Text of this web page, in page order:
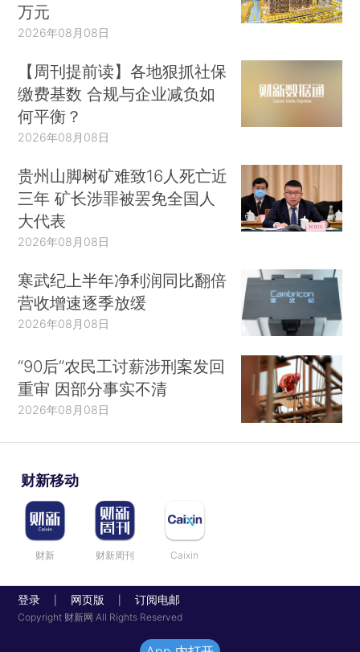
万元
2026年08月08日
【周刊提前读】各地狠抓社保
缴费基数 合规与企业减负如
何平衡？
2026年08月08日
贵州山脚树矿难致16人死亡近
三年 矿长涉罪被罢免全国人
大代表
2026年08月08日
寒武纪上半年净利润同比翻倍
营收增速逐季放缓
2026年08月08日
“90后”农民工讨薪涉刑案发回
重审 因部分事实不清
2026年08月08日
财新移动
财新 财新周刊 Caixin
登录 网页版 订阅电邮
Copyright 财新网 All Rights Reserved